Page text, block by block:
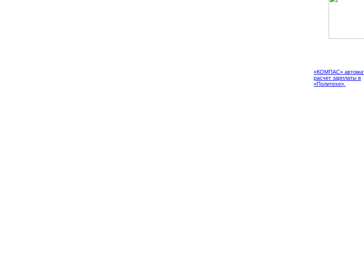
«КОМПАС»
расчет зарплаты в
«Политехе».